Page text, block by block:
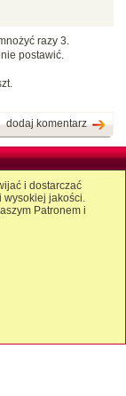
razy 3.
postawić.
dodaj komentarz
i dostarczać
wysokiej jakości.
Patronem i